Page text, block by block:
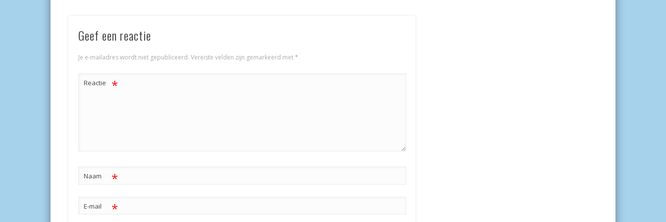
Geef een reactie
Je e-mailadres wordt niet gepubliceerd. Vereiste velden zijn gemarkeerd met*
Reactie *
Naam *
E-mail *